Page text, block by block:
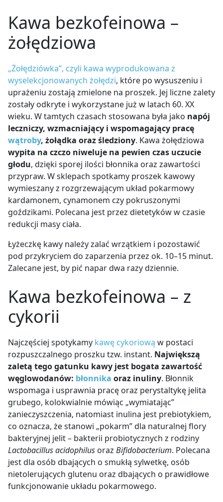
Kawa bezkofeinowa –
żołędziowa
„Żołędziówka”, czyli kawa wyprodukowana z
wyselekcjonowanych żołędzi, które po wysuszeniu i
uprażeniu zostają zmielone na proszek. Jej liczne zalety
zostały odkryte i wykorzystane już w latach 60. XX
wieku. W tamtych czasach stosowana była jako napój
leczniczy, wzmacniający i wspomagający pracę
wątroby, żołądka oraz śledziony. Kawa żołędziowa
wypita na czczo niweluje na pewien czas uczucie
głodu, dzięki sporej ilości błonnika oraz zawartości
przypraw. W sklepach spotkamy proszek kawowy
wymieszany z rozgrzewającym układ pokarmowy
kardamonem, cynamonem czy pokruszonymi
goździkami. Polecana jest przez dietetyków w czasie
redukcji masy ciała.
Łyżeczkę kawy należy zalać wrzątkiem i pozostawić
pod przykryciem do zaparzenia przez ok. 10–15 minut.
Zalecane jest, by pić napar dwa razy dziennie.
Kawa bezkofeinowa – z
cykorii
Najczęściej spotykamy kawę cykoriową w postaci
rozpuszczalnego proszku tzw. instant. Największą
zaletą tego gatunku kawy jest bogata zawartość
węglowodanów: błonnika oraz inuliny. Błonnik
wspomaga i usprawnia pracę oraz perystaltykę jelita
grubego, kolokwialnie mówiąc „wymiatając”
zanieczyszczenia, natomiast inulina jest prebiotykiem,
co oznacza, że stanowi „pokarm” dla naturalnej flory
bakteryjnej jelit – bakterii probiotycznych z rodziny
Lactobacillus acidophilus oraz Bifidobacterium. Polecana
jest dla osób dbających o smukłą sylwetkę, osób
nietolerujących glutenu oraz dbających o prawidłowe
funkcjonowanie układu pokarmowego.